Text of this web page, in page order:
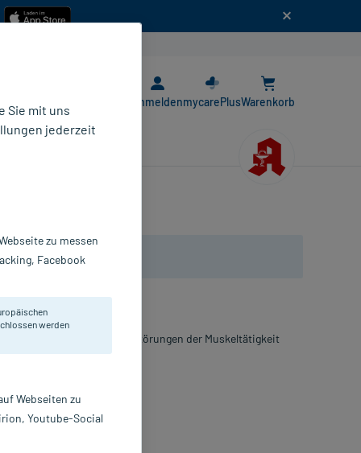
AnmeldenmycarePlusWarenkorb
wenn er Ursache für Störungen der Muskeltätigkeit
St
Sie mit uns
jederzeit
zu messen
Facebook
werden
Webseiten zu
Youtube-Social